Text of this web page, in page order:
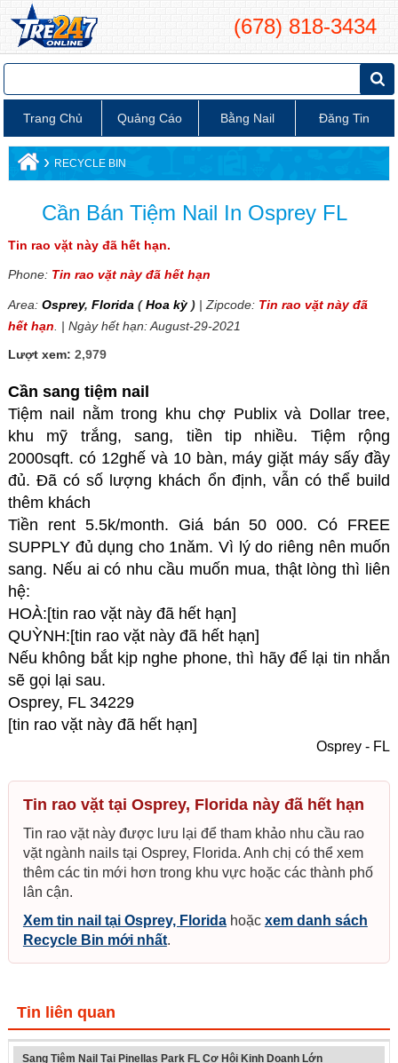
(678) 818-3434
Trang Chủ Quảng Cáo Bằng Nail Đăng Tin
› RECYCLE BIN
Cần Bán Tiệm Nail In Osprey FL
Tin rao vặt này đã hết hạn.
Phone: Tin rao vặt này đã hết hạn
Area: Osprey, Florida (Hoa kỳ)| Zipcode: Tin rao vặt này đã
hết hạn . | Ngày hết hạn: August-29-2021
Lượt xem: 2,979
Cần sang tiệm nail
Tiệm nail nằm trong khu chợ Publix và Dollar tree,
khu mỹ trắng, sang, tiền tip nhiều. Tiệm rộng
2000sqft. có 12ghế và 10 bàn, máy giặt máy sấy đầy
đủ. Đã có số lượng khách ổn định, vẫn có thể build
thêm khách
Tiền rent 5.5k/month. Giá bán 50 000. Có FREE
SUPPLY đủ dụng cho 1năm. Vì lý do riêng nên muốn
sang. Nếu ai có nhu cầu muốn mua, thật lòng thì liên
hệ:
HOÀ:[tin rao vặt này đã hết hạn]
QUỲNH:[tin rao vặt này đã hết hạn]
Nếu không bắt kịp nghe phone, thì hãy để lại tin nhắn
sẽ gọi lại sau.
Osprey, FL 34229
[tin rao vặt này đã hết hạn]
Osprey - FL
Tin rao vặt tại Osprey, Florida này đã hết hạn
Tin rao vặt này được lưu lại để tham khảo nhu cầu rao
vặt ngành nails tại Osprey, Florida. Anh chị có thể xem
thêm các tin mới hơn trong khu vực hoặc các thành phố
lân cận.
Xem tin nail tại Osprey, Floridahoặc xem danh sách
Recycle Bin mới nhất.
Tin liên quan
Sang Tiệm Nail Tại Pinellas Park FL Cơ Hội Kinh Doanh Lớn